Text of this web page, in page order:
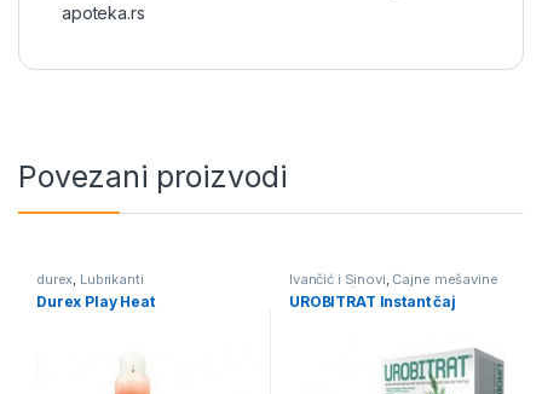
apoteka.rs
Povezani proizvodi
durex Lubrikanti
Durex Play Heat
Ivančić i Sinovi ,Čajne mešavine
- lekoviti čajevi, Urinarni trakt
UROBITRAT Instant čaj